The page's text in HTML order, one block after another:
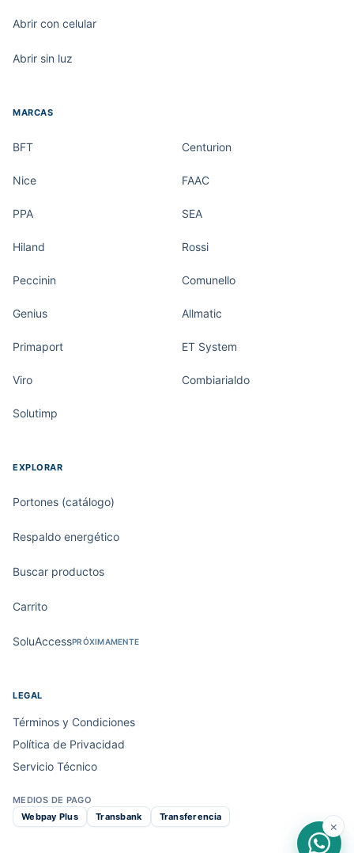
Abrir con celular
Abrir sin luz
MARCAS
BFT Centurion
Nice FAAC
PPA SEA
Hiland Rossi
Peccinin Comunello
Genius Allmatic
Primaport ET System
Viro Combiarialdo
Solutimp
EXPLORAR
Portones (catálogo)
Respaldo energético
Buscar productos
Carrito
SoluAccessPRÓXIMAMENTE
LEGAL
Términos y Condiciones
Política de Privacidad
Servicio Técnico
MEDIOS DE PAGO
Webpay Plus
Transbank Transferencia
×